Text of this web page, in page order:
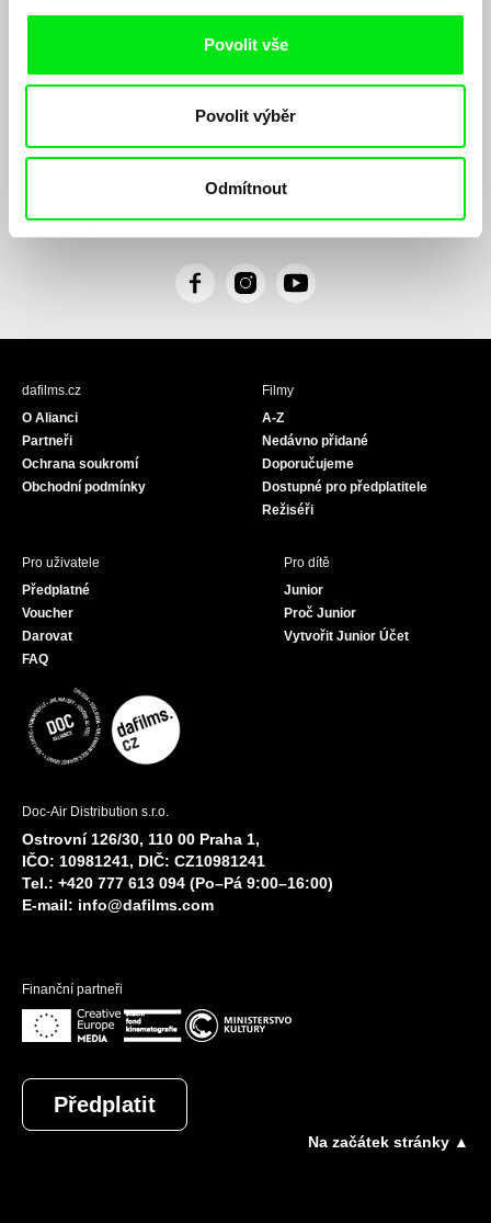
Povolit vše
Povolit výběr
Odmítnout
elektronickými prostředky a souvisejícím zpracováním osobních údajů pro účely
Zásady zpracování osobních údajů, textu rozumím a souhlasím s ním, přičemž
F
c
I
s
Y
u
dafilms.cz
O Alianci
Partneři
Ochrana soukromí
Obchodní podmínky
Filmy
A-Z
Nedávno přidané
Doporučujeme
Dostupné pro předplatitele
Režiséři
Pro uživatele
Předplatné
Voucher
Darovat
FAQ
Pro dítě
Junior
Proč Junior
Vytvořit Junior Účet
Doc-Air Distribution s.r.o.
Ostrovní 126/30, 110 00 Praha 1,
IČO: 10981241, DIČ: CZ10981241
Tel.: +420 777 613 094 (Po–Pá 9:00–16:00)
E-mail: info@dafilms.com
Finanční partneři
Předplatit
Na začátek stránky ▲